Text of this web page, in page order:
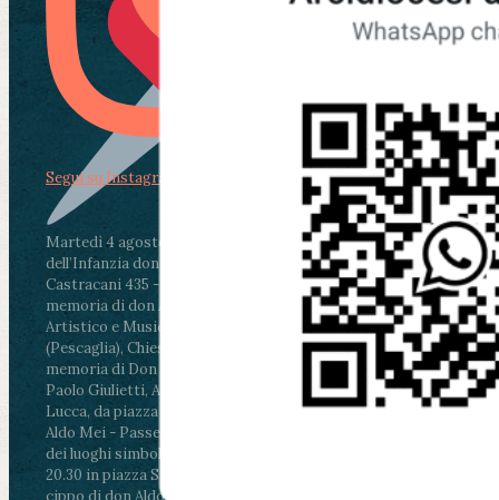
Martedì 4 agosto2026
ore 11:30 - Lucca, Scuola
dell’Infanzia don Aldo Mei - Viale Castruccio
Castracani 435 - Inaugurazione murales in
memoria di don Aldo Mei curato dal Liceo
Artistico e Musicale “Passaglia”
ore 18 - Fiano
(Pescaglia), Chiesa parrocchiale - Messa in
memoria di Don Aldo Mei celebrata da mons.
Paolo Giulietti, Arcivescovo di Lucca
ore 20.30 -
Lucca, da piazza San Michele al Cippo di don
Aldo Mei - Passeggiata della Memoria in alcuni
dei luoghi simbolo della città. Ritrovo alle ore
20.30 in piazza San Michele con conclusione al
cippo di don Aldo Mei (Porta Elisa). Durante le
Segui su Instagram